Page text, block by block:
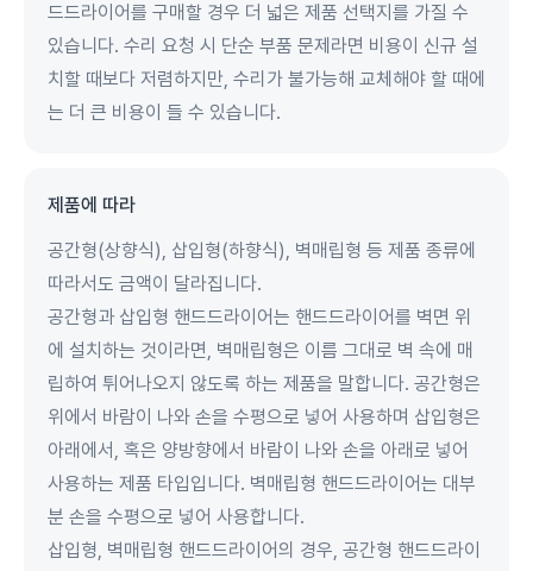
드드라이어를 구매할 경우 더 넓은 제품 선택지를 가질 수
있습니다. 수리 요청 시 단순 부품 문제라면 비용이 신규 설
치할 때보다 저렴하지만, 수리가 불가능해 교체해야 할 때에
는 더 큰 비용이 들 수 있습니다.
제품에 따라
공간형(상향식), 삽입형(하향식), 벽매립형 등 제품 종류에
따라서도 금액이 달라집니다.
공간형과 삽입형 핸드드라이어는 핸드드라이어를 벽면 위
에 설치하는 것이라면, 벽매립형은 이름 그대로 벽 속에 매
립하여 튀어나오지 않도록 하는 제품을 말합니다. 공간형은
위에서 바람이 나와 손을 수평으로 넣어 사용하며 삽입형은
아래에서, 혹은 양방향에서 바람이 나와 손을 아래로 넣어
사용하는 제품 타입입니다. 벽매립형 핸드드라이어는 대부
분 손을 수평으로 넣어 사용합니다.
삽입형, 벽매립형 핸드드라이어의 경우, 공간형 핸드드라이